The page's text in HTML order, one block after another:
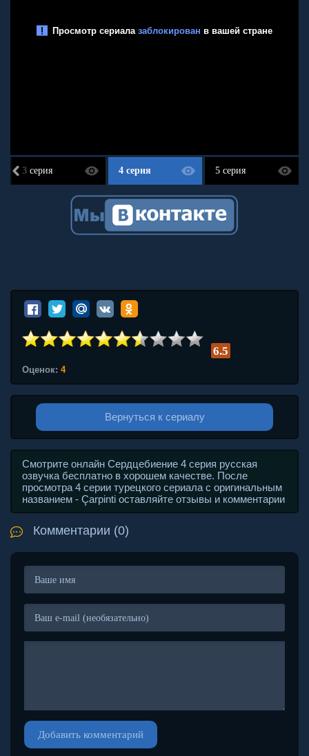
3 серия 4 серия 5 серия
6.5
Оценок: 4
Вернуться к сериалу
Смотрите онлайн Сердцебиение 4 серия русская
озвучка бесплатно в хорошем качестве. После
просмотра 4 серии турецкого сериала с оригинальным
названием - Çarpinti оставляйте отзывы и комментарии
Комментарии (0)
Добавить комментарий